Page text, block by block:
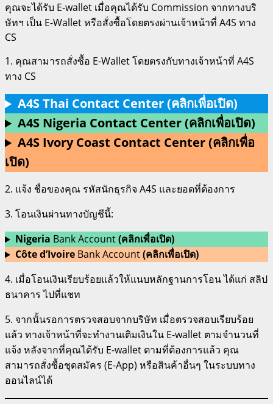
คุณจะได้รับ E-wallet เมื่อคุณได้รับ Commission จากทางบริ
ษัทฯ เป็น E-Wallet หรือสั่งซื้อโดยตรงผ่านเจ้าหน้าที่ A4S ทาง
CS
1. คุณสามารถสั่งซื้อ E-Wallet โดยตรงกับทางเจ้าหน้าที่ A4S
ทาง CS
A4S Thai Contact Center(คลิกเพื่อเปิด)
A4S Nigeria Contact Center(คลิกเพื่อเปิด)
A4S Ivory Coast Contact Center(คลิกเพื่อ
เปิด)
2. แจ้ง ชื่อของคุณ รหัสนักธุรกิจ A4S และยอดที่ต้องการ
3. โอนเงินผ่านทางบัญชีนี้:
Nigeria Bank Account(คลิกเพื่อเปิด)
Côte d’IvoireBank Account(คลิกเพื่อเปิด)
4. เมื่อโอนเงินเรียบร้อยแล้วให้แนบหลักฐานการโอน ได้แก่ สลิป
ธนาคาร ไปที่แชท
5. จากนั้นรอการตรวจสอบจากบริษัท เมื่อตรวจสอบเรียบร้อย
แล้ว ทางเจ้าหน้าที่จะทำงานเติมเงินใน E-wallet ตามจำนวนที่
แจ้ง หลังจากที่คุณได้รับ E-wallet ตามที่ต้องการแล้ว คุณ
สามารถสั่งซื้อชุดสมัคร (E-App) หรือสินค้าอื่นๆ ในระบบทาง
ออนไลน์ได้